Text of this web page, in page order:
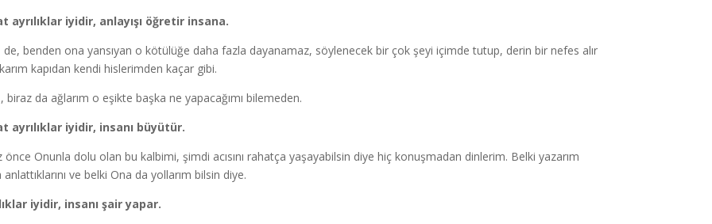
ayrılıklar iyidir, anlayışı öğretir insana.
de, benden ona yansıyan o kötülüğe daha fazla dayanamaz, söylenecek bir çok şeyi içimde tutup, derin bir nefes alır
kapıdan kendi hislerimden kaçar gibi.
biraz da ağlarım o eşikte başka ne yapacağımı bilemeden.
ayrılıklar iyidir, insanı büyütür.
önce Onunla dolu olan bu kalbimi, şimdi acısını rahatça yaşayabilsin diye hiç konuşmadan dinlerim. Belki yazarım
anlattıklarını ve belki Ona da yollarım bilsin diye.
iyidir, insanı şair yapar.